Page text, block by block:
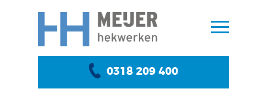
0318 209 400
BOUWHEK KOPEN